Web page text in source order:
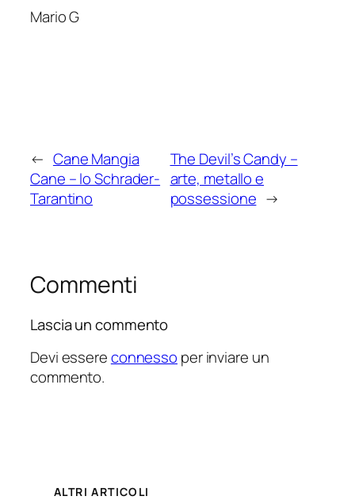
Mario G
← Cane Mangia
Cane – lo Schrader-
Tarantino
The Devil’s Candy –
arte, metallo e
possessione →
Commenti
Lascia un commento
Devi essereconnesso per inviare un
commento.
ALTRI ARTICOLI